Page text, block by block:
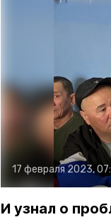
17 февраля 2023,
И узнал о